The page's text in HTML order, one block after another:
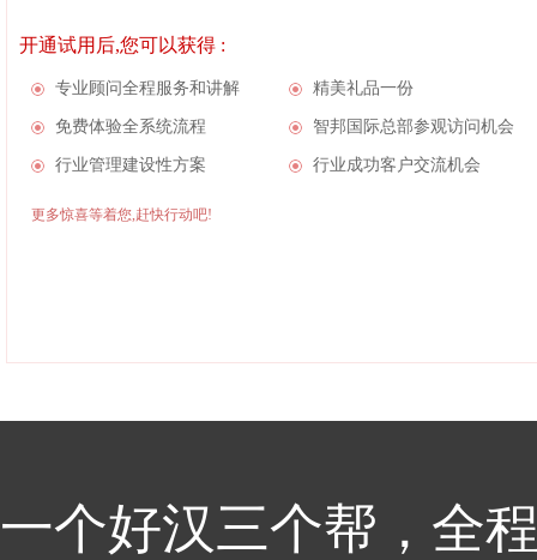
开通试用后,您可以获得 :
专业顾问全程服务和讲解 精美礼品一份
免费体验全系统流程 智邦国际总部参观访问机会
行业管理建设性方案 行业成功客户交流机会
更多惊喜等着您,赶快行动吧!
一个好汉三个帮，全